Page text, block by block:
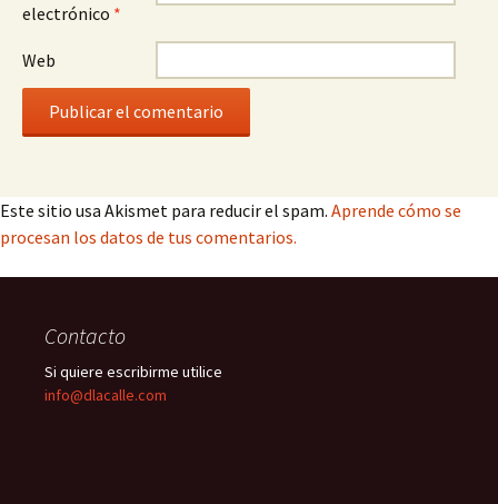
electrónico *
Web
Este sitio usa Akismet para reducir el spam. Aprende cómo se
procesan los datos de tus comentarios.
Contacto
Si quiere escribirme utilice
info@dlacalle.com